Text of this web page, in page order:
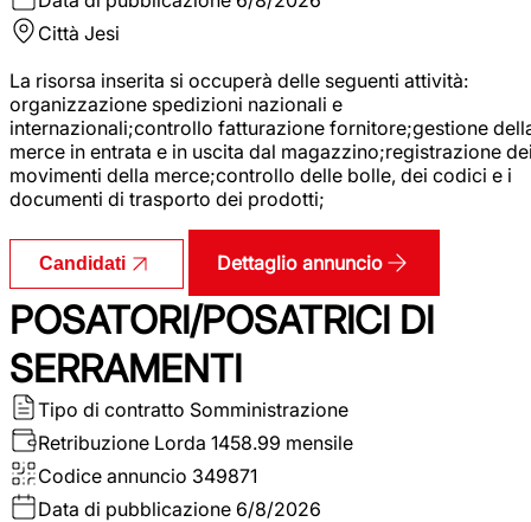
Città Jesi
La risorsa inserita si occuperà delle seguenti attività:
organizzazione spedizioni nazionali e
internazionali;controllo fatturazione fornitore;gestione
merce in entrata e in uscita dal magazzino;registrazione
movimenti della merce;controllo delle bolle, dei codici e i
documenti di trasporto dei prodotti;
Candidati Dettaglio annuncio
POSATORI/POSATRICI DI
SERRAMENTI
Tipo di contratto Somministrazione
Retribuzione Lorda 1458.99 mensile
Codice annuncio 349871
Data di pubblicazione 6/8/2026